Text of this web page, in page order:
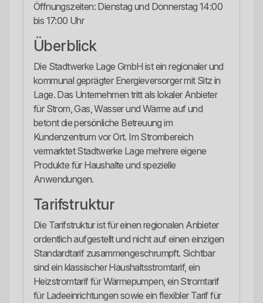
Öffnungszeiten: Dienstag und Donnerstag 14:00
bis 17:00 Uhr
Überblick
Die Stadtwerke Lage GmbH ist ein regionaler und
kommunal geprägter Energieversorger mit Sitz in
Lage. Das Unternehmen tritt als lokaler Anbieter
für Strom, Gas, Wasser und Wärme auf und
betont die persönliche Betreuung im
Kundenzentrum vor Ort. Im Strombereich
vermarktet Stadtwerke Lage mehrere eigene
Produkte für Haushalte und spezielle
Anwendungen.
Tarifstruktur
Die Tarifstruktur ist für einen regionalen Anbieter
ordentlich aufgestellt und nicht auf einen einzigen
Standardtarif zusammengeschrumpft. Sichtbar
sind ein klassischer Haushaltsstromtarif, ein
Heizstromtarif für Wärmepumpen, ein Stromtarif
für Ladeeinrichtungen sowie ein flexibler Tarif für